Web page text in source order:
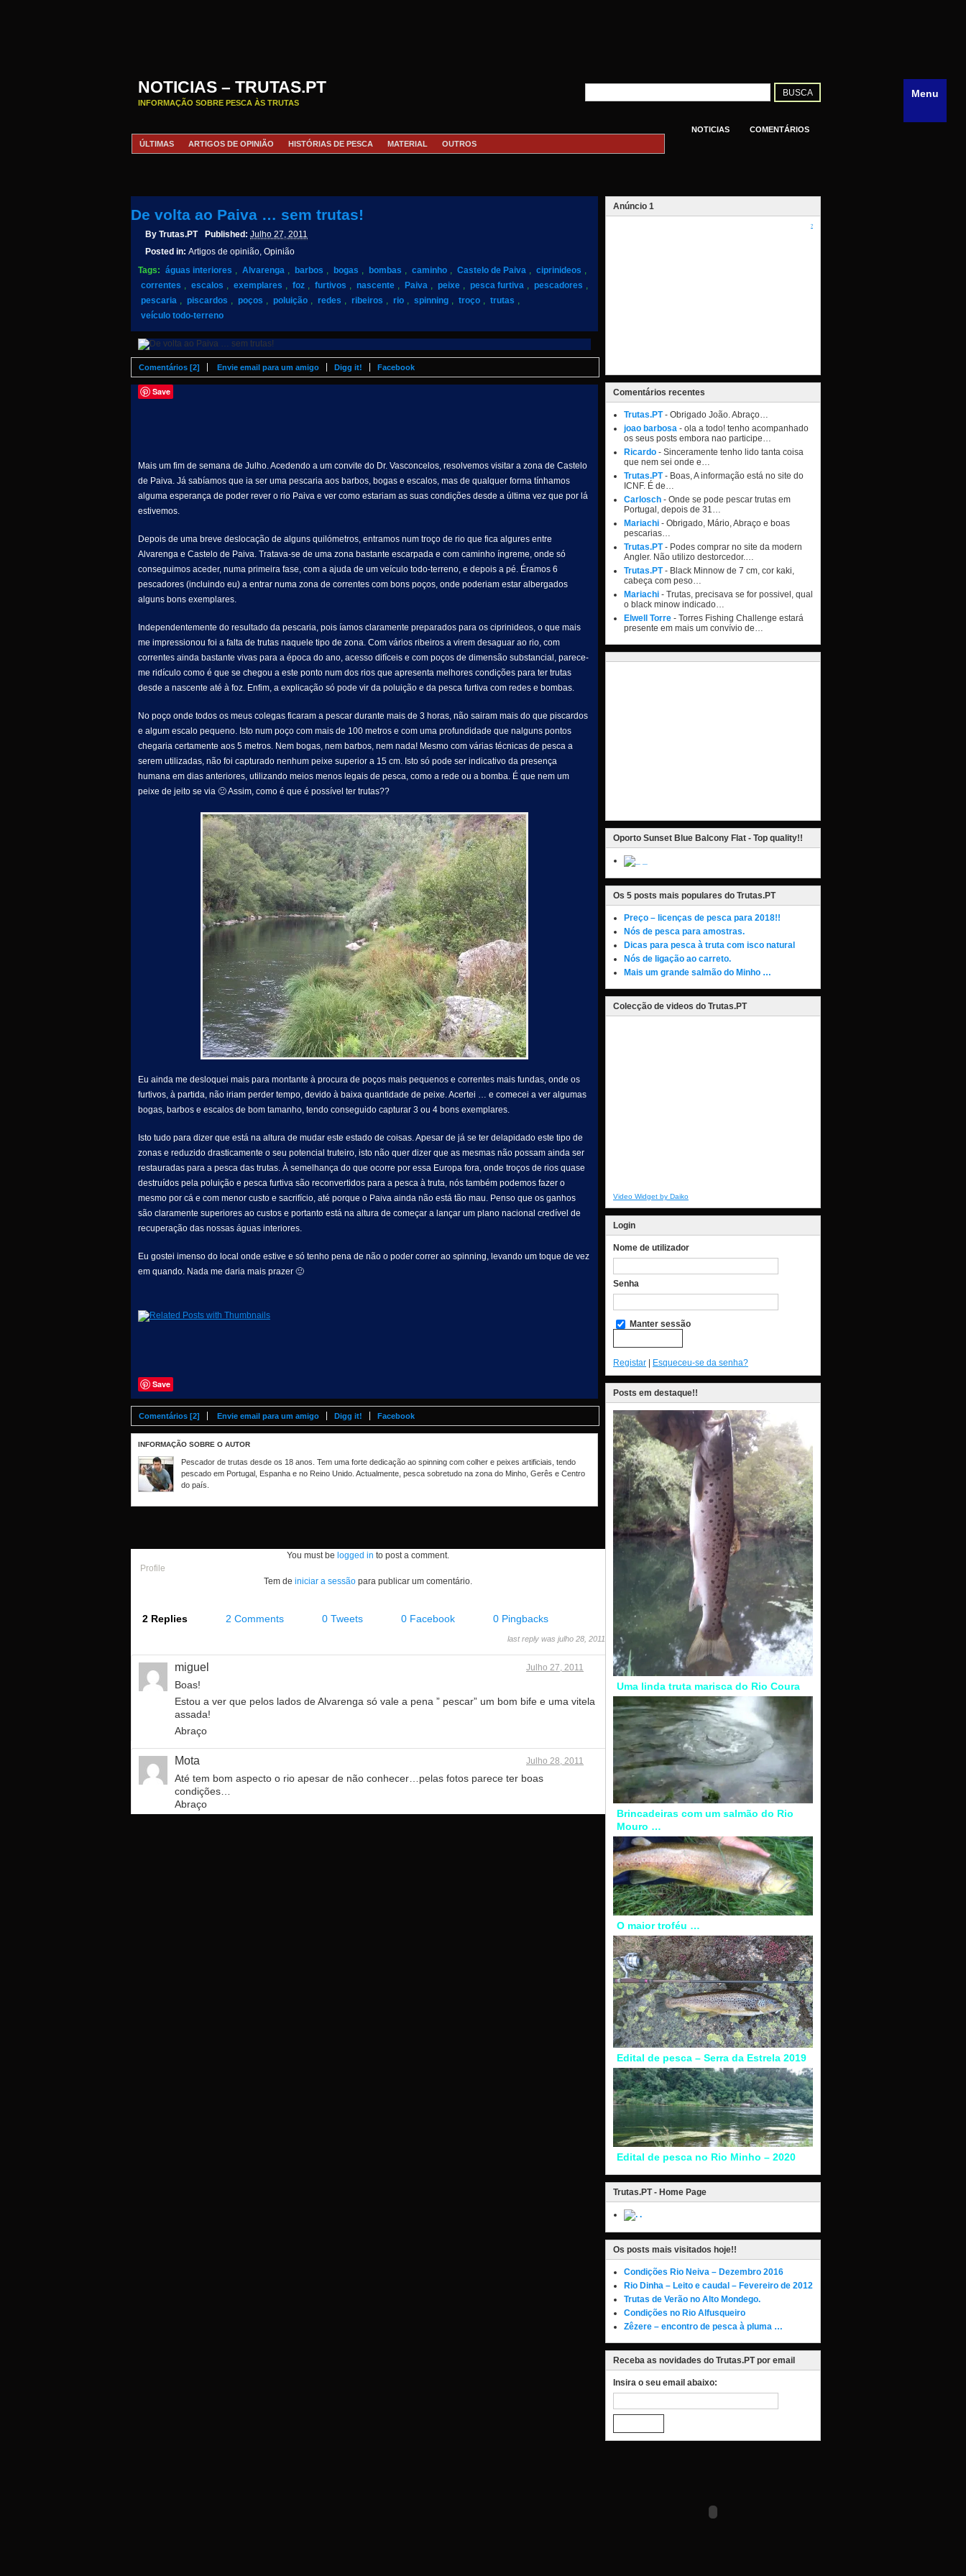
NOTICIAS – TRUTAS.PT
INFORMAÇÃO SOBRE PESCA ÀS TRUTAS
NOTICIAS
COMENTÁRIOS
ÚLTIMAS
ARTIGOS DE OPINIÃO HISTÓRIAS DE PESCA MATERIAL OUTROS
De volta ao Paiva … sem trutas!
By Trutas.PT Published: Julho 27, 2011
Posted in: Artigos de opinião, Opinião
Tags: águas interiores , Alvarenga , barbos , bogas , bombas , caminho , Castelo de Paiva , ciprinideos ,
correntes , escalos , exemplares , foz , furtivos , nascente , Paiva , peixe , pesca furtiva , pescadores ,
pescaria , piscardos , poços , poluição , redes , ribeiros , rio , spinning , troço , trutas ,
veículo todo-terreno
Comentários [2] Envie email para um amigo Digg it! Facebook
Save
Mais um fim de semana de Julho. Acedendo a um convite do Dr. Vasconcelos, resolvemos visitar a zona de Castelo
de Paiva. Já sabíamos que ia ser uma pescaria aos barbos, bogas e escalos, mas de qualquer forma tínhamos
alguma esperança de poder rever o rio Paiva e ver como estariam as suas condições desde a última vez que por lá
estivemos.
Depois de uma breve deslocação de alguns quilómetros, entramos num troço de rio que fica algures entre
Alvarenga e Castelo de Paiva. Tratava-se de uma zona bastante escarpada e com caminho íngreme, onde só
conseguimos aceder, numa primeira fase, com a ajuda de um veículo todo-terreno, e depois a pé. Éramos 6
pescadores (incluindo eu) a entrar numa zona de correntes com bons poços, onde poderiam estar albergados
alguns bons exemplares.
Independentemente do resultado da pescaria, pois íamos claramente preparados para os ciprinideos, o que mais
me impressionou foi a falta de trutas naquele tipo de zona. Com vários ribeiros a virem desaguar ao rio, com
correntes ainda bastante vivas para a época do ano, acesso difíceis e com poços de dimensão substancial, parece-
me ridículo como é que se chegou a este ponto num dos rios que apresenta melhores condições para ter trutas
desde a nascente até à foz. Enfim, a explicação só pode vir da poluição e da pesca furtiva com redes e bombas.
No poço onde todos os meus colegas ficaram a pescar durante mais de 3 horas, não sairam mais do que piscardos
e algum escalo pequeno. Isto num poço com mais de 100 metros e com uma profundidade que nalguns pontos
chegaria certamente aos 5 metros. Nem bogas, nem barbos, nem nada! Mesmo com várias técnicas de pesca a
serem utilizadas, não foi capturado nenhum peixe superior a 15 cm. Isto só pode ser indicativo da presença
humana em dias anteriores, utilizando meios menos legais de pesca, como a rede ou a bomba. É que nem um
peixe de jeito se via 🙁 Assim, como é que é possível ter trutas??
Eu ainda me desloquei mais para montante à procura de poços mais pequenos e correntes mais fundas, onde os
furtivos, à partida, não iriam perder tempo, devido à baixa quantidade de peixe. Acertei … e comecei a ver algumas
bogas, barbos e escalos de bom tamanho, tendo conseguido capturar 3 ou 4 bons exemplares.
Isto tudo para dizer que está na altura de mudar este estado de coisas. Apesar de já se ter delapidado este tipo de
zonas e reduzido drasticamente o seu potencial truteiro, isto não quer dizer que as mesmas não possam ainda ser
restauradas para a pesca das trutas. À semelhança do que ocorre por essa Europa fora, onde troços de rios quase
destruídos pela poluição e pesca furtiva são reconvertidos para a pesca à truta, nós também podemos fazer o
mesmo por cá e com menor custo e sacrifício, até porque o Paiva ainda não está tão mau. Penso que os ganhos
são claramente superiores ao custos e portanto está na altura de começar a lançar um plano nacional credível de
recuperação das nossas águas interiores.
Eu gostei imenso do local onde estive e só tenho pena de não o poder correr ao spinning, levando um toque de vez
em quando. Nada me daria mais prazer 🙂
Save
Comentários [2] Envie email para um amigo Digg it! Facebook
INFORMAÇÃO SOBRE O AUTOR
Pescador de trutas desde os 18 anos. Tem uma forte dedicação ao spinning com colher e peixes artificiais, tendo
pescado em Portugal, Espanha e no Reino Unido. Actualmente, pesca sobretudo na zona do Minho, Gerês e Centro
do país.
You must be logged in to post a comment.
Profile
Tem de iniciar a sessão para publicar um comentário.
2 Replies 2 Comments 0 Tweets 0 Facebook 0 Pingbacks
last reply was julho 28, 2011
miguel Julho 27, 2011
Boas!
Estou a ver que pelos lados de Alvarenga só vale a pena ” pescar” um bom bife e uma vitela
assada!
Abraço
Mota Julho 28, 2011
Até tem bom aspecto o rio apesar de não conhecer…pelas fotos parece ter boas
condições…
Abraço
Anúncio 1
?
Comentários recentes
Trutas.PT- Obrigado João. Abraço…
joao barbosa - ola a todo! tenho acompanhado
os seus posts embora nao participe…
Ricardo - Sinceramente tenho lido tanta coisa
que nem sei onde e…
Trutas.PT- Boas, A informação está no site do
ICNF. É de…
Carlosch - Onde se pode pescar trutas em
Portugal, depois de 31…
Mariachi - Obrigado, Mário, Abraço e boas
pescarias…
Trutas.PT- Podes comprar no site da modern
Angler. Não utilizo destorcedor.…
Trutas.PT- Black Minnow de 7 cm, cor kaki,
cabeça com peso…
Mariachi - Trutas, precisava se for possivel, qual
o black minow indicado…
Elwell Torre - Torres Fishing Challenge estará
presente em mais um convívio de…
Oporto Sunset Blue Balcony Flat - Top quality!!
Os 5 posts mais populares do Trutas.PT
Preço – licenças de pesca para 2018!!
Nós de pesca para amostras.
Dicas para pesca à truta com isco natural
Nós de ligação ao carreto.
Mais um grande salmão do Minho …
Colecção de videos do Trutas.PT
Video Widget by Daiko
Login
Nome de utilizador
Senha
Manter sessão
Registar | Esqueceu-se da senha?
Posts em destaque!!
Uma linda truta marisca do Rio Coura
Brincadeiras com um salmão do Rio
Mouro …
O maior troféu …
Edital de pesca – Serra da Estrela 2019
Edital de pesca no Rio Minho – 2020
Trutas.PT - Home Page
.
Os posts mais visitados hoje!!
Condições Rio Neiva – Dezembro 2016
Rio Dinha – Leito e caudal – Fevereiro de 2012
Trutas de Verão no Alto Mondego.
Condições no Rio Alfusqueiro
Zêzere – encontro de pesca à pluma …
Receba as novidades do Trutas.PT por email
Insira o seu email abaixo:
Menu